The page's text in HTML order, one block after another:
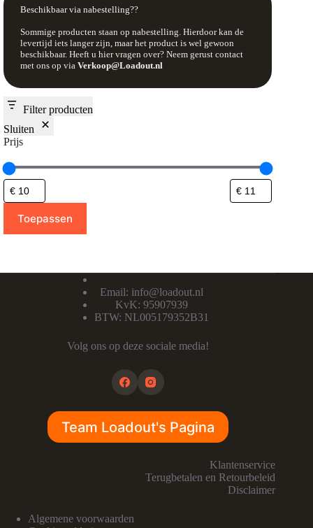
Beschikbaar via nabestelling??
Sommige producten staan op nabestelling. Hierdoor kan de
levertijd iets langer zijn, maar het product is wel gewoon
beschikbaar. Heeft u hier vragen over? Neem gerust contact
met ons op via Verkoop@Loadout.nl
Filter producten
Sluiten
Prijs
Toepassen
Email: info@loadout.nl
KvK: 95907939
BTW: NL005179352B31
Volg ons op deze sociale media!
Team Loadout's Pagina
Klantenservice
Terugbetalen en Retourbeleid
Disclaimer
Algemene voorwaarden